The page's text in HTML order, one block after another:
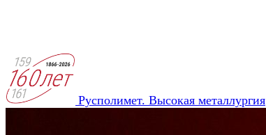
Русполимет. Высокая металлургия